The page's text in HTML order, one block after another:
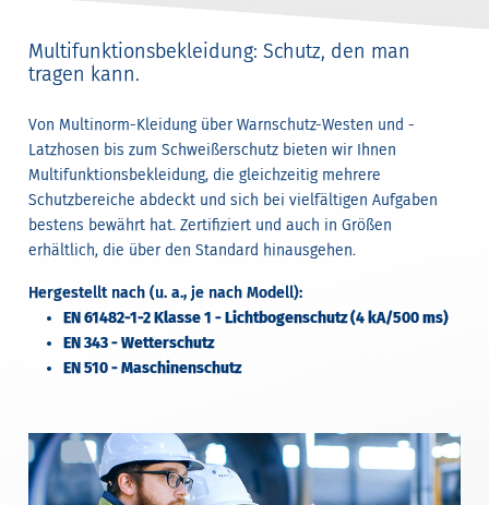
Multifunktionsbekleidung: Schutz, den man
tragen kann.
Von Multinorm-Kleidung über Warnschutz-Westen und -
Latzhosen bis zum Schweißerschutz bieten wir Ihnen
Multifunktionsbekleidung, die gleichzeitig mehrere
Schutzbereiche abdeckt und sich bei vielfältigen Aufgaben
bestens bewährt hat. Zertifiziert und auch in Größen
erhältlich, die über den Standard hinausgehen.
Hergestellt nach (u. a., je nach Modell):
EN 61482-1-2 Klasse 1 - Lichtbogenschutz (4 kA/500 ms)
EN 343 - Wetterschutz
EN 510 - Maschinenschutz